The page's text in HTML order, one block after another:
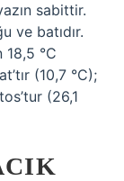
sabittir.
ve batıdır.
18,5 °C
(10,7 °C);
(26,1